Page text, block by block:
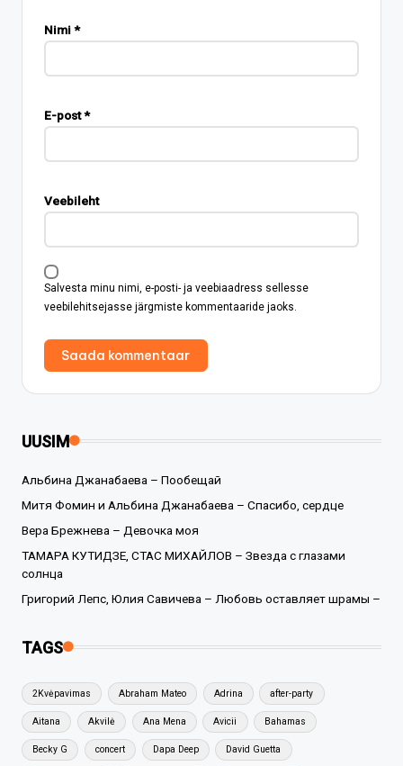
Nimi*
E-post*
Veebileht
Salvesta minu nimi, e-posti- ja veebiaadress sellesse
veebilehitsejasse järgmiste kommentaaride jaoks.
UUSIM
Альбина Джанабаева – Пообещай
Митя Фомин и Альбина Джанабаева – Спасибо, сердце
Вера Брежнева – Девочка моя
ТАМАРА КУТИДЗЕ, СТАС МИХАЙЛОВ – Звезда с глазами
солнца
Григорий Лепс, Юлия Савичева – Любовь оставляет шрамы –
TAGS
2Kvėpavimas Abraham Mateo Adrina after-party
Aitana Akvilė Ana Mena Avicii Bahamas
Becky G concert Dapa Deep David Guetta